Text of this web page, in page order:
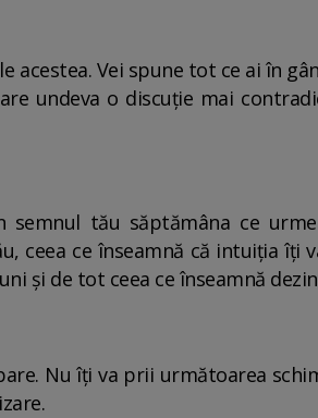
acestea. Vei spune tot ce ai în
undeva o discuție mai
tău săptămâna ce
ceea ce înseamnă că intuiția îți
și de tot ceea ce înseamnă
Nu îți va prii următoarea